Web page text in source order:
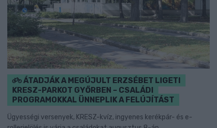
ÁTADJÁK A MEGÚJULT ERZSÉBET LIGETI
KRESZ-PARKOT GYŐRBEN – CSALÁDI
PROGRAMOKKAL ÜNNEPLIK A FELÚJÍTÁST
Ügyességi versenyek, KRESZ-kvíz, ingyenes kerékpár- és e-